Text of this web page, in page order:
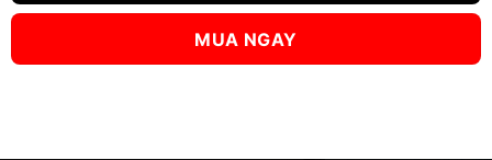
MUA NGAY